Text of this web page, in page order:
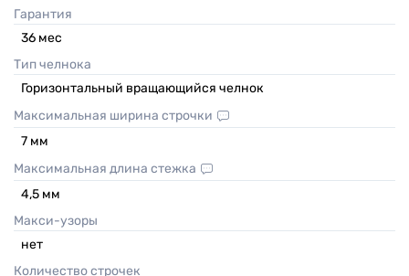
Гарантия
36 мес
Тип челнока
Горизонтальный вращающийся челнок
Максимальная ширина строчки
7 мм
Максимальная длина стежка
4,5 мм
Макси-узоры
нет
Количество строчек